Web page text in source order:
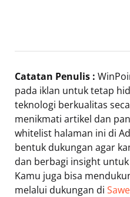
Catatan Penulis :
pada iklan untuk tetap
teknologi berkualitas
menikmati artikel dan
whitelist halaman ini di
bentuk dukungan agar
dan berbagi insight
Kamu juga bisa
melalui dukungan di